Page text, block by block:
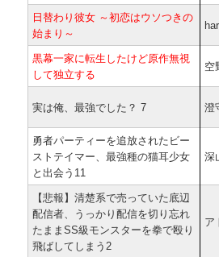
日替わり彼女 ～初恋はウソつきの
始まり～
黒幕一家に転生したけど原作無視
して独立する
空
実は俺、最強でした？ 7 澄
勇者パーティーを追放されたビー
ストテイマー、最強種の猫耳少女
と出会う11
深
【悲報】清楚系で売っていた底辺
配信者、うっかり配信を切り忘れ
たままSS級モンスターを拳で殴り
飛ばしてしまう2
ア